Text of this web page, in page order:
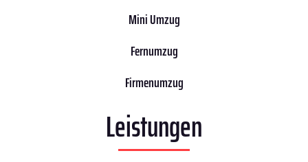
Mini Umzug
Fernumzug
Firmenumzug
Leistungen